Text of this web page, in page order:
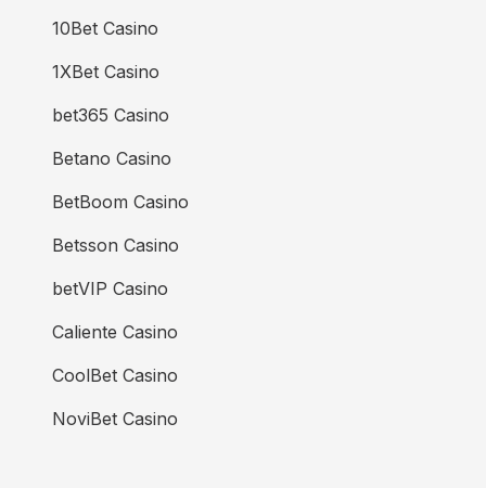
10Bet Casino
1XBet Casino
bet365 Casino
Betano Casino
BetBoom Casino
Betsson Casino
betVIP Casino
Caliente Casino
CoolBet Casino
NoviBet Casino